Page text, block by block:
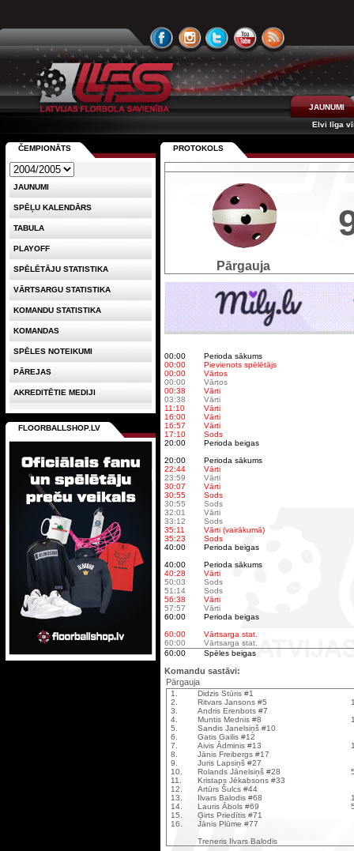
JAUNUMI
Elvi līga
PROTOKOLS
Pārgauja
00:00
Perioda sākums
00:00
Pievienots spēlētājs
00:00
Vārtos
00:00
Vārtos
00:38
Vārti
03:38
Vārti
11:10
Vārti
16:00
Vārti
16:57
Vārti
17:10
Sods
20:00
Perioda beigas
20:00
Perioda sākums
22:44
Vārti
23:59
Vārti
30:07
Vārti
30:55
Sods
30:55
Sods
32:01
Vārti
33:12
Sods
35:11
Vārti (vairākumā)
35:23
Sods
40:00
Perioda beigas
40:00
Perioda sākums
40:28
Vārti
50:03
Sods
51:14
Sods
56:38
Vārti
57:57
Vārti
60:00
Perioda beigas
60:00
Vārtsarga stat.
60:00
Vārtsarga stat.
60:00
Spēles beigas
Komandu sastāvi:
Pārgauja
1.
Didzis Stūris #1
2.
Ritvars Jansons #5
3.
Andris Erenbots #7
4.
Muntis Mednis #8
5.
Sandis Janelsiņš #10
6.
Gatis Gailis #12
7.
Aivis Ādminis #13
8.
Jānis Freibergs #17
9.
Juris Lapsiņš #27
10.
Rolands Jānelsiņš #28
11.
Kristaps Jēkabsons #33
12.
Artūrs Šulcs #44
13.
Ilvars Balodis #68
14.
Lauris Ābols #69
15.
Ģirts Priedītis #71
16.
Jānis Plūme #77
Treneris Ilvars Balodis
ČEMPIONĀTS
JAUNUMI
SPĒĻU KALENDĀRS
TABULA
PLAYOFF
SPĒLĒTĀJU STATISTIKA
VĀRTSARGU STATISTIKA
KOMANDU STATISTIKA
KOMANDAS
SPĒLES NOTEIKUMI
PĀREJAS
AKREDITĒTIE MEDIJI
FLOORBALLSHOP.LV